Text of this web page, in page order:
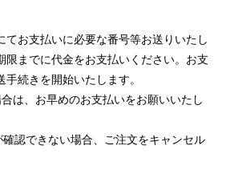
てお支払いに必要な番号等お送りいたし
限までに代金をお支払いください。お支
続きを開始いたします。
は、お早めのお支払いをお願いいたし
認できない場合、ご注文をキャンセル